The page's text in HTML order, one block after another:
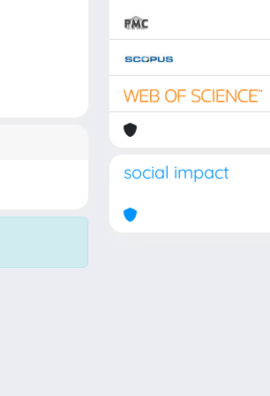
social impact